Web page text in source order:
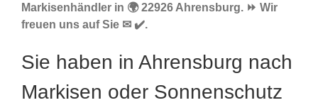
Markisenhändler in 🌍 22926 Ahrensburg. ⏩ Wir
freuen uns auf Sie ✉ ✔️.
Sie haben in Ahrensburg nach
Markisen oder Sonnenschutz